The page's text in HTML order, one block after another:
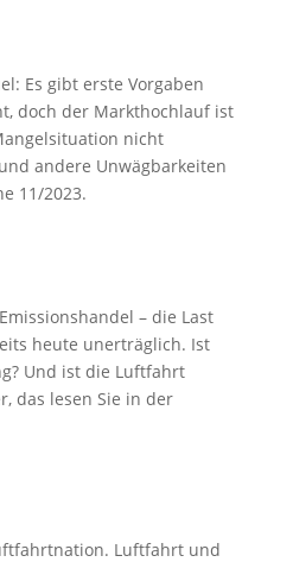
Es gibt erste Vorgaben
doch der Markthochlauf ist
nicht
andere Unwägbarkeiten
11/2023.
– die Last
heute unerträglich. Ist
Und ist die Luftfahrt
das lesen Sie in der
Luftfahrt und